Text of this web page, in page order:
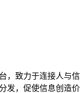
，致力于连接人与信
发，促使信息创造价